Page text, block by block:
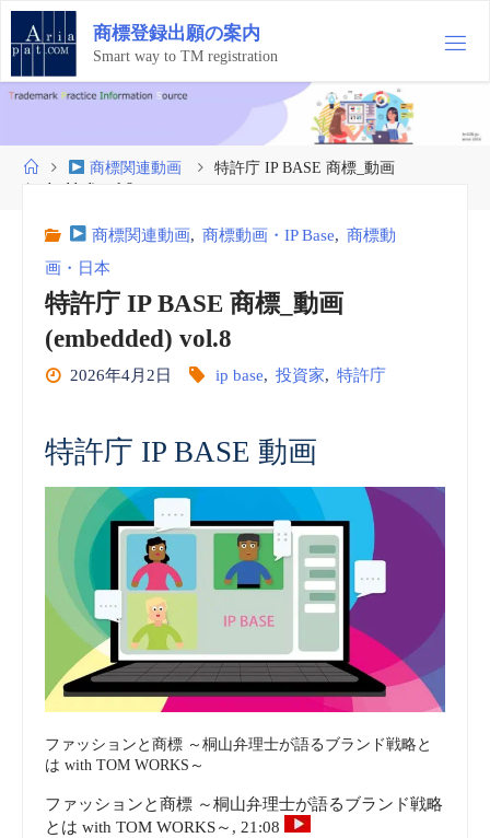
コ
テ
ン
ツ
ス
商標登録出願の案内
Smart way to TM registration
ホ
ー
商標関連動画
特許庁 IP BASE 商標_動画
(embedded) vol.8
商標関連動画, 商標動画・IP Base, 商標動
画・日本
特許庁 IP BASE 商標_動画
(embedded) vol.8
2026年4月2日 ip base, 投資家, 特許庁
特許庁 IP BASE 動画
ファッションと商標 ～桐山弁理士が語るブランド戦略と
は with TOM WORKS～
ファッションと商標 ～桐山弁理士が語るブランド戦略
とは with TOM WORKS～, 21:08